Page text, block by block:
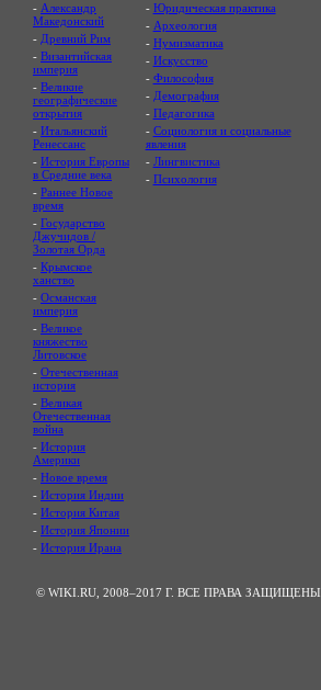
- Александр
Македонский
- Древний Рим
- Византийская
империя
- Великие
географические
открытия
- Итальянский
Ренессанс
- История Европы
в Средние века
- Раннее Новое
время
- Государство
Джучидов /
Золотая Орда
- Крымское
ханство
- Османская
империя
- Великое
княжество
Литовское
- Отечественная
история
- Великая
Отечественная
война
- История
Америки
- Новое время
- История Индии
- История Китая
- История Японии
- История Ирана
- Юридическая практика
- Археология
- Нумизматика
- Искусство
- Философия
- Демография
- Педагогика
- Социология и социальные
явления
- Лингвистика
- Психология
© WIKI.RU, 2008–2017 Г. ВСЕ ПРАВА ЗАЩИЩЕНЫ.